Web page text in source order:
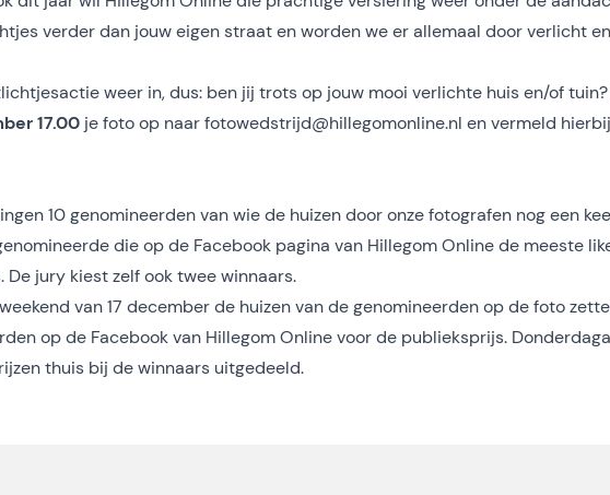
verder dan jouw eigen straat en worden we er allemaal door verlicht en
weer in, dus: ben jij trots op jouw mooi verlichte huis en/of
17.00 je foto op naarfotowedstrijd@hillegomonline.nl en vermeld
10 genomineerden van wie de huizen door onze fotografen nog een
die op de Facebook pagina van Hillegom Online de meeste
jury kiest zelf ook twee winnaars.
van 17 december de huizen van de genomineerden op de foto
op de Facebook van Hillegom Online voor de publieksprijs.
thuis bij de winnaars uitgedeeld.